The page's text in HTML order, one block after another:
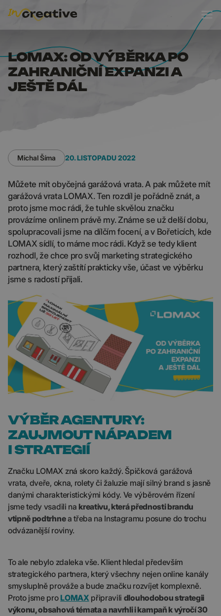
LOMAX: OD VÝBĚRKA
LOMAX: OD VÝBĚRKA PO
ZAHRANIČNÍ EXPANZI A
JEŠTĚ DÁL
Michal Šíma 20. LISTOPADU 2022
Můžete mít obyčejná garážová vrata. A pak můžete mít
garážová vrata LOMAX. Ten rozdíl je pořádně znát, a
proto jsme moc rádi, že tuhle skvělou značku
provázíme onlinem právě my. Známe se už delší dobu,
spolupracovali jsme na dílčím focení, a v Bořeticích, kde
LOMAX sídlí, to máme moc rádi. Když se tedy klient
rozhodl, že chce pro svůj marketing strategického
partnera, který zaštítí prakticky vše, účast ve výběrku
jsme s radostí přijali.
VÝBĚR AGENTURY:
ZAUJMOUT NÁPADEM
I STRATEGIÍ
Značku LOMAX zná skoro každý. Špičková garážová
vrata, dveře, okna, rolety či žaluzie mají silný brand s jasně
danými charakteristickými kódy. Ve výběrovém řízení
jsme tedy vsadili na kreativu, která přednosti brandu
vtipně podtrhnea třeba na Instagramu posune do trochu
odvázanější roviny.
To ale nebylo zdaleka vše. Klient hledal především
strategického partnera, který všechny nejen online kanály
smysluplně prováže a bude značku rozvíjet komplexně.
Proto jsme pro LOMAXpřipravili dlouhodobou strategii
výkonu, obsahová témata a navrhli i kampaň k výročí 30